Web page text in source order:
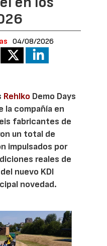
04/08/2026
Rehlko Demo Days
la compañía en
fabricantes de
un total de
impulsados por
reales de
nuevo KDI
novedad.